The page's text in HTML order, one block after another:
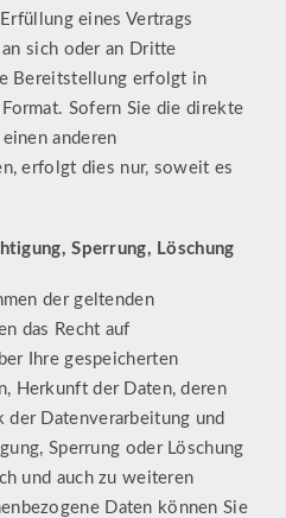
eines Vertrags
sich oder an Dritte
Bereitstellung erfolgt in
Sofern Sie die direkte
anderen
erfolgt dies nur, soweit es
Sperrung, Löschung
der geltenden
das Recht auf
Ihre gespeicherten
Herkunft der Daten, deren
der Datenverarbeitung und
Sperrung oder Löschung
und auch zu weiteren
Daten können Sie